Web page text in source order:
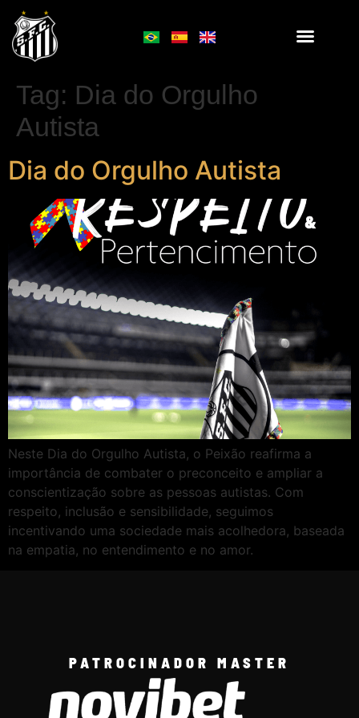
Tag: Dia do Orgulho
Autista
Dia do Orgulho Autista
Neste Dia do Orgulho Autista, o Peixão reafirma a
importância de combater o preconceito e ampliar a
conscientização sobre as pessoas autistas. Com
respeito, inclusão e sensibilidade, seguimos
incentivando uma sociedade mais acolhedora, baseada
na empatia, no entendimento e no amor.
PATROCINADOR MASTER